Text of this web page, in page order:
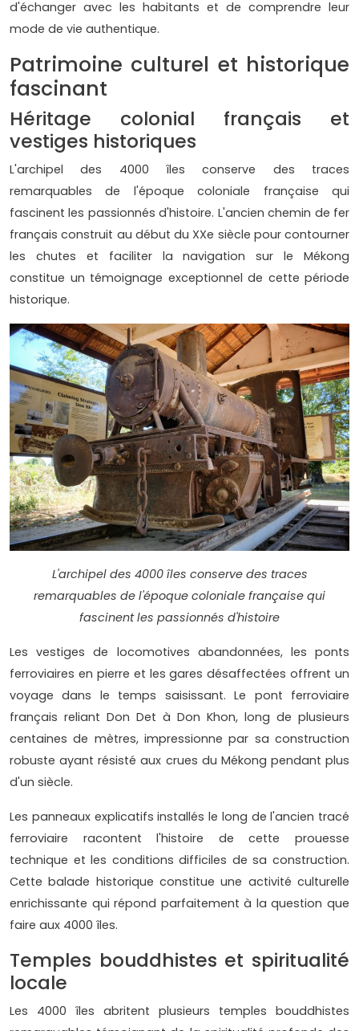
d'échanger avec les habitants et de comprendre leur
mode de vie authentique.
Patrimoine culturel et historique
fascinant
Héritage colonial français et
vestiges historiques
L'archipel des 4000 îles conserve des traces
remarquables de l'époque coloniale française qui
fascinent les passionnés d'histoire. L'ancien chemin de fer
français construit au début du XXe siècle pour contourner
les chutes et faciliter la navigation sur le Mékong
constitue un témoignage exceptionnel de cette période
historique.
L'archipel des 4000 îles conserve des traces
remarquables de l'époque coloniale française qui
fascinent les passionnés d'histoire
Les vestiges de locomotives abandonnées, les ponts
ferroviaires en pierre et les gares désaffectées offrent un
voyage dans le temps saisissant. Le pont ferroviaire
français reliant Don Det à Don Khon, long de plusieurs
centaines de mètres, impressionne par sa construction
robuste ayant résisté aux crues du Mékong pendant plus
d'un siècle.
Les panneaux explicatifs installés le long de l'ancien tracé
ferroviaire racontent l'histoire de cette prouesse
technique et les conditions difficiles de sa construction.
Cette balade historique constitue une activité culturelle
enrichissante qui répond parfaitement à la question que
faire aux 4000 îles.
Temples bouddhistes et spiritualité
locale
Les 4000 îles abritent plusieurs temples bouddhistes